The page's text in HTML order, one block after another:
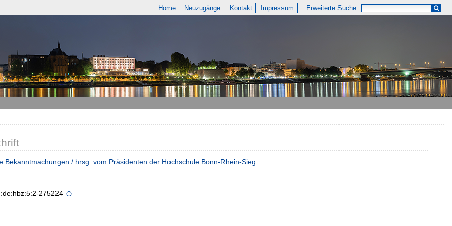
Home Neuzugänge Kontakt Impressum Erweiterte Suche
Bekanntmachungen / hrsg. vom Präsidenten der Hochschule Bonn-Rhein-Sieg
275224